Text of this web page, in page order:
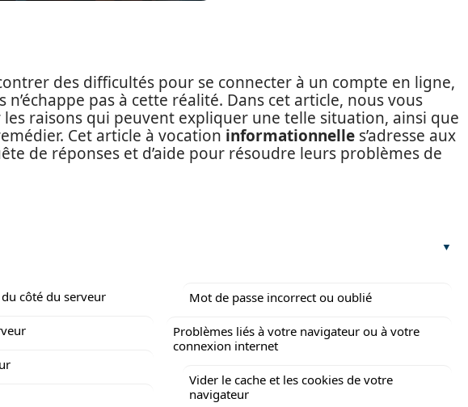
des difficultés pour se connecter à un compte en ligne,
n’échappe pas à cette réalité. Dans cet article, nous vous
les raisons qui peuvent expliquer une telle situation, ainsi que
Cet article à vocation informationnelle s’adresse aux
de réponses et d’aide pour résoudre leurs problèmes de
côté du serveur Mot de passe incorrect ou oublié
Problèmes liés à votre navigateur ou à votre
connexion internet
Vider le cache et les cookies de votre
navigateur